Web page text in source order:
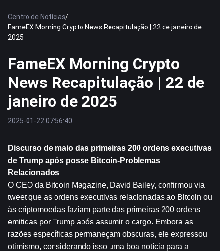
Centro de Notícias/
FameEX Morning Crypto News Recapitulação | 22 de janeiro de
2025
FameEX Morning Crypto
News Recapitulação | 22 de
janeiro de 2025
2025-01-22 07:56:40
Discurso de maio das primeiras 200 ordens executivas
de Trump após posse Bitcoin-Problemas
Relacionados
O CEO da Bitcoin Magazine, David Bailey, confirmou via
tweet que as ordens executivas relacionadas ao Bitcoin ou
às criptomoedas faziam parte das primeiras 200 ordens
emitidas por Trump após assumir o cargo. Embora as
razões específicas permaneçam obscuras, ele expressou
otimismo, considerando isso uma boa notícia para a